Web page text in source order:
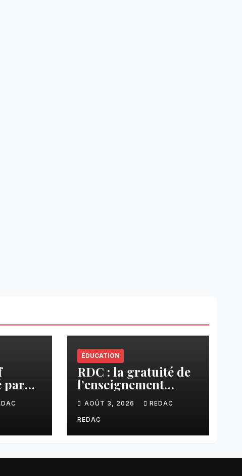
par
ÉDUCATION
RDC : la gratuité de
l’enseignement
primaire, vision
phare du Président
Félix Tshisekedi
réaffirmée par une
Secrétaire général
AOÛT 3, 2026 REDAC
REDAC